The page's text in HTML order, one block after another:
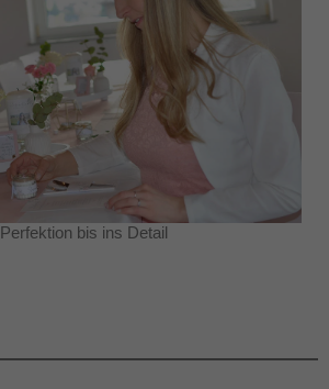
Perfektion bis ins Detail